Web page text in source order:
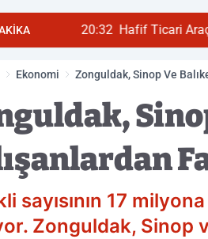
20:32 Hafif Ticari Araç
Ekonomi Zonguldak, Sinop Ve
sayısının 17
Zonguldak, Sinop